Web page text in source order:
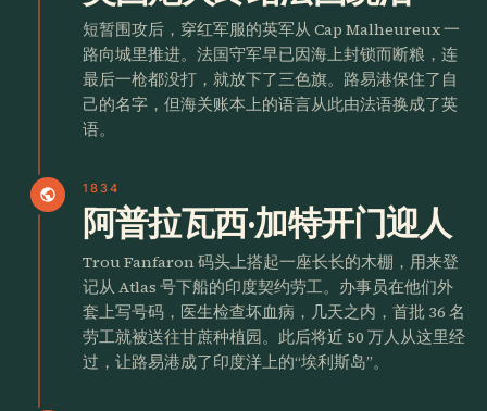
短暂围攻后，穿红军服的英军从 Cap Malheureux 一
路向城里推进。法国守军早已因海上封锁而断粮，连
最后一枪都没打，就放下了三色旗。路易港保住了自
己的名字，但海关账本上的语言从此由法语换成了英
语。
public 1834
阿普拉瓦西·加特开门迎人
Trou Fanfaron 码头上搭起一座长长的木棚，用来登
记从 Atlas 号下船的印度契约劳工。办事员在他们外
套上写号码，医生检查坏血病，几天之内，首批 36 名
劳工就被送往甘蔗种植园。此后将近 50 万人从这里经
过，让路易港成了印度洋上的“埃利斯岛”。